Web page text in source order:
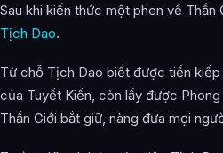
Sau khi kiến thức một phen về Thần
Tịch Dao.
Từ chỗ Tịch Dao biết được tiền
của Tuyết Kiến, còn lấy được
Thần Giới bắt giữ, nàng đưa mọi